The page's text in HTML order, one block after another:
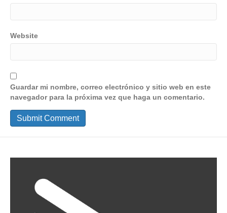
Website
Guardar mi nombre, correo electrónico y sitio web en este
navegador para la próxima vez que haga un comentario.